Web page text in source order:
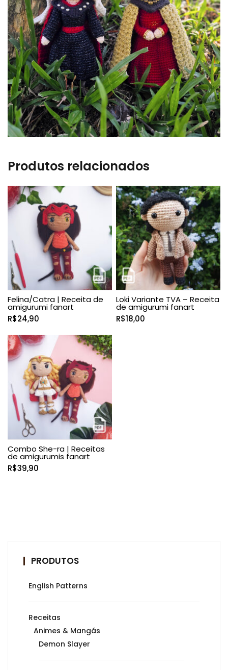
Produtos relacionados
Felina/Catra | Receita de
amigurumi fanart
R$24,90
Loki Variante TVA – Receita
de amigurumi fanart
R$18,00
Combo She-ra | Receitas
de amigurumis fanart
R$39,90
PRODUTOS
English Patterns
Receitas
Animes & Mangás
Demon Slayer